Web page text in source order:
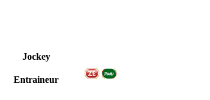
Jockey
Entraineur